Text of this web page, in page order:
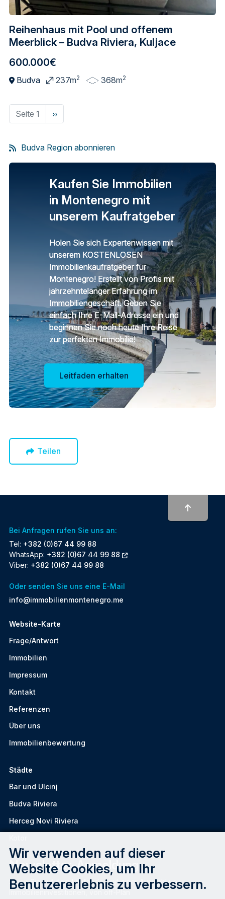
Reihenhaus mit Pool und offenem
Meerblick – Budva Riviera, Kuljace
600.000€
Budva 237m2 368m2
Seite 1
Nächste
Seite
››
Budva Region abonnieren
Kaufen Sie Immobilien
in Montenegro mit
unserem Kaufratgeber
Holen Sie sich Expertenwissen mit
unserem KOSTENLOSEN
Immobilienkaufratgeber für
Montenegro! Erstellt von Profis mit
jahrzehntelanger Erfahrung im
Immobiliengeschäft. Geben Sie
einfach Ihre E-Mail-Adresse ein und
beginnen Sie noch heute Ihre Reise
zur perfekten Immobilie!
Leitfaden erhalten
Teilen
Bei Anfragen rufen Sie uns an:
Tel: +382 (0)67 44 99 88
WhatsApp: +382 (0)67 44 99 88
Viber: +382 (0)67 44 99 88
Oder senden Sie uns eine E-Mail
info@immobilienmontenegro.me
Website-Karte
Frage/Antwort
Immobilien
Impressum
Kontakt
Referenzen
Über uns
Immobilienbewertung
Städte
Bar und Ulcinj
Budva Riviera
Herceg Novi Riviera
Newsletter-Anmeldung
Seien Sie auf dem Laufenden mit einer Auswahl von
To top
Wir verwenden auf dieser
Website Cookies, um Ihr
Benutzererlebnis zu verbessern.